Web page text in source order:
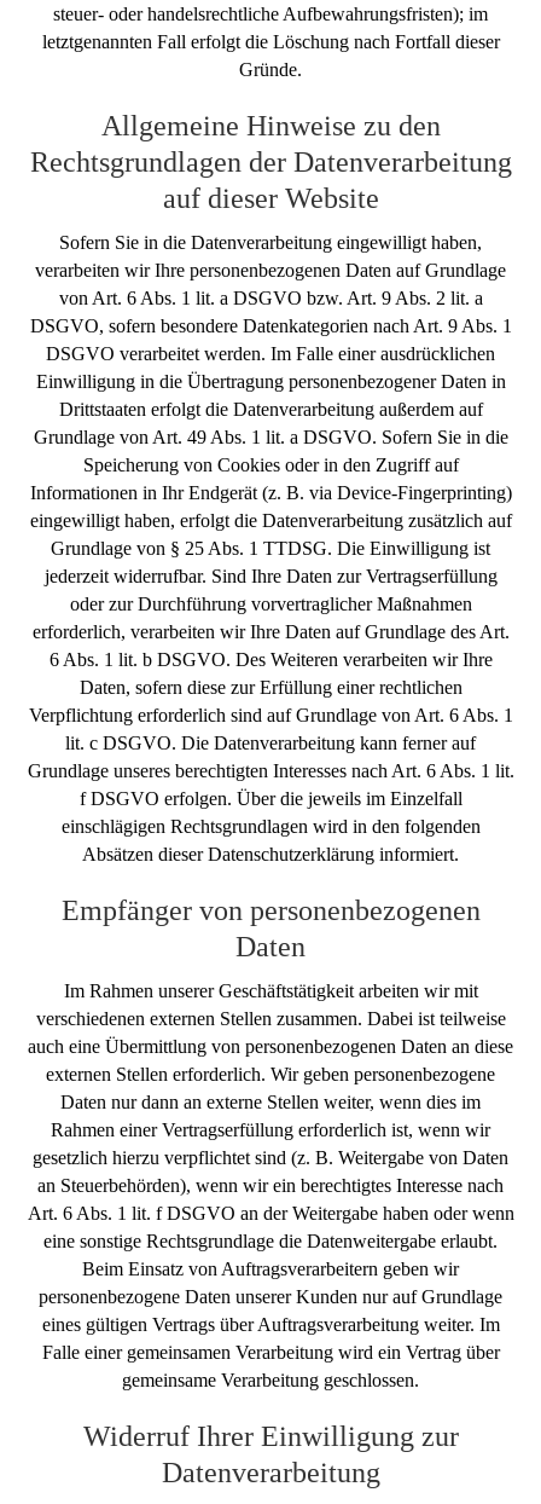
steuer- oder handelsrechtliche Aufbewahrungsfristen); im
letztgenannten Fall erfolgt die Löschung nach Fortfall dieser
Gründe.
Allgemeine Hinweise zu den
Rechtsgrundlagen der Datenverarbeitung
auf dieser Website
Sofern Sie in die Datenverarbeitung eingewilligt haben,
verarbeiten wir Ihre personenbezogenen Daten auf Grundlage
von Art. 6 Abs. 1 lit. a DSGVO bzw. Art. 9 Abs. 2 lit. a
DSGVO, sofern besondere Datenkategorien nach Art. 9 Abs. 1
DSGVO verarbeitet werden. Im Falle einer ausdrücklichen
Einwilligung in die Übertragung personenbezogener Daten in
Drittstaaten erfolgt die Datenverarbeitung außerdem auf
Grundlage von Art. 49 Abs. 1 lit. a DSGVO. Sofern Sie in die
Speicherung von Cookies oder in den Zugriff auf
Informationen in Ihr Endgerät (z. B. via Device-Fingerprinting)
eingewilligt haben, erfolgt die Datenverarbeitung zusätzlich auf
Grundlage von § 25 Abs. 1 TTDSG. Die Einwilligung ist
jederzeit widerrufbar. Sind Ihre Daten zur Vertragserfüllung
oder zur Durchführung vorvertraglicher Maßnahmen
erforderlich, verarbeiten wir Ihre Daten auf Grundlage des Art.
6 Abs. 1 lit. b DSGVO. Des Weiteren verarbeiten wir Ihre
Daten, sofern diese zur Erfüllung einer rechtlichen
Verpflichtung erforderlich sind auf Grundlage von Art. 6 Abs. 1
lit. c DSGVO. Die Datenverarbeitung kann ferner auf
Grundlage unseres berechtigten Interesses nach Art. 6 Abs. 1 lit.
f DSGVO erfolgen. Über die jeweils im Einzelfall
einschlägigen Rechtsgrundlagen wird in den folgenden
Absätzen dieser Datenschutzerklärung informiert.
Empfänger von personenbezogenen
Daten
Im Rahmen unserer Geschäftstätigkeit arbeiten wir mit
verschiedenen externen Stellen zusammen. Dabei ist teilweise
auch eine Übermittlung von personenbezogenen Daten an diese
externen Stellen erforderlich. Wir geben personenbezogene
Daten nur dann an externe Stellen weiter, wenn dies im
Rahmen einer Vertragserfüllung erforderlich ist, wenn wir
gesetzlich hierzu verpflichtet sind (z. B. Weitergabe von Daten
an Steuerbehörden), wenn wir ein berechtigtes Interesse nach
Art. 6 Abs. 1 lit. f DSGVO an der Weitergabe haben oder wenn
eine sonstige Rechtsgrundlage die Datenweitergabe erlaubt.
Beim Einsatz von Auftragsverarbeitern geben wir
personenbezogene Daten unserer Kunden nur auf Grundlage
eines gültigen Vertrags über Auftragsverarbeitung weiter. Im
Falle einer gemeinsamen Verarbeitung wird ein Vertrag über
gemeinsame Verarbeitung geschlossen.
Widerruf Ihrer Einwilligung zur
Datenverarbeitung